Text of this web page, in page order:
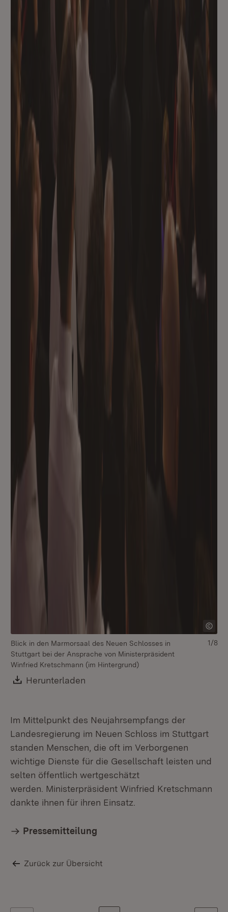
Blick in den Marmorsaal des Neuen Schlosses in
Stuttgart bei der Ansprache von Ministerpräsident
Winfried Kretschmann (im Hintergrund)
Download:
Herunterladen
1/8
Im Mittelpunkt des Neujahrsempfangs der
Landesregierung im Neuen Schloss im Stuttgart
standen Menschen, die oft im Verborgenen
wichtige Dienste für die Gesellschaft leisten und
selten öffentlich wertgeschätzt
werden. Ministerpräsident Winfried Kretschmann
dankte ihnen für ihren Einsatz.
Pressemitteilung
Zurück zur Übersicht